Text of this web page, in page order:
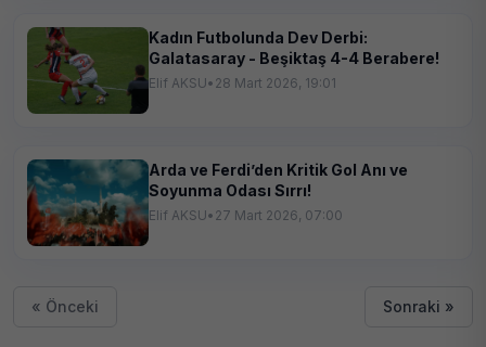
Kadın Futbolunda Dev Derbi:
Galatasaray - Beşiktaş 4-4 Berabere!
Elif AKSU• 28 Mart 2026, 19:01
Arda ve Ferdi’den Kritik Gol Anı ve
Soyunma Odası Sırrı!
Elif AKSU• 27 Mart 2026, 07:00
« Önceki Sonraki »